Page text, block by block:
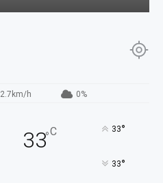
2.7km/h 0%
33°C 33°
33°